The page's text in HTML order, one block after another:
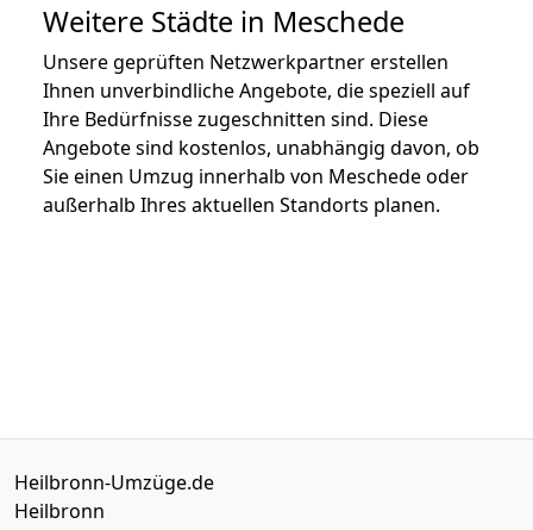
Weitere Städte in Meschede
Unsere geprüften Netzwerkpartner erstellen
Ihnen unverbindliche Angebote, die speziell auf
Ihre Bedürfnisse zugeschnitten sind. Diese
Angebote sind kostenlos, unabhängig davon, ob
Sie einen Umzug innerhalb von Meschede oder
außerhalb Ihres aktuellen Standorts planen.
Heilbronn-Umzüge.de
Heilbronn